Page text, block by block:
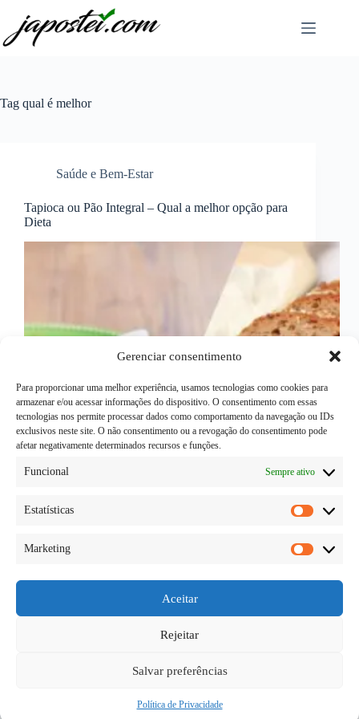
Gerenciar consentimento
Para proporcionar uma melhor experiência, usamos tecnologias como cookies para
armazenar e/ou acessar informações do dispositivo. O consentimento com essas
tecnologias nos permite processar dados como comportamento da navegação ou IDs
exclusivos neste site. O não consentimento ou a revogação do consentimento pode
afetar negativamente determinados recursos e funções.
Funcional Sempre ativo
Estatísticas
Marketing
Aceitar
Rejeitar
Salvar preferências
Política de Privacidade
conteúdo
Tag qual é melhor
Saúde e Bem-Estar
Tapioca ou Pão Integral – Qual a melhor opção para
Dieta
tendo que modificar boa parte da sua alimentação.
Essa mudança ocorre geralmente na quantidade do
09/06/2026
Copyright © 2026 - todos os direitos reservados.